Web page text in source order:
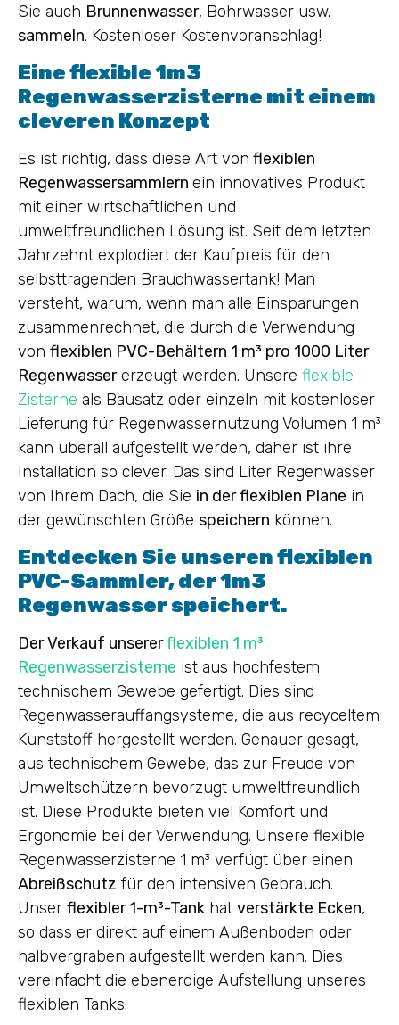
Sie auch Brunnenwasser, Bohrwasser usw.
sammeln. Kostenloser Kostenvoranschlag!
Eine flexible 1m3
Regenwasserzisterne mit einem
cleveren Konzept
Es ist richtig, dass diese Art von flexiblen
Regenwassersammlern ein innovatives Produkt
mit einer wirtschaftlichen und
umweltfreundlichen Lösung ist. Seit dem letzten
Jahrzehnt explodiert der Kaufpreis für den
selbsttragenden Brauchwassertank! Man
versteht, warum, wenn man alle Einsparungen
zusammenrechnet, die durch die Verwendung
von flexiblen PVC-Behältern 1 m³ pro 1000 Liter
Regenwassererzeugt werden. Unsere flexible
Zisterne als Bausatz oder einzeln mit kostenloser
Lieferung für Regenwassernutzung Volumen 1 m³
kann überall aufgestellt werden, daher ist ihre
Installation so clever. Das sind Liter Regenwasser
von Ihrem Dach, die Sie in der flexiblen Plane in
der gewünschten Größe speichern können.
Entdecken Sie unseren flexiblen
PVC-Sammler, der 1m3
Regenwasser speichert.
Der Verkauf unsererflexiblen 1 m³
Regenwasserzisterne ist aus hochfestem
technischem Gewebe gefertigt. Dies sind
Regenwasserauffangsysteme, die aus recyceltem
Kunststoff hergestellt werden. Genauer gesagt,
aus technischem Gewebe, das zur Freude von
Umweltschützern bevorzugt umweltfreundlich
ist. Diese Produkte bieten viel Komfort und
Ergonomie bei der Verwendung. Unsere flexible
Regenwasserzisterne 1 m³ verfügt über einen
Abreißschutz für den intensiven Gebrauch.
Unser flexibler 1-m³-Tank hat verstärkte Ecken,
so dass er direkt auf einem Außenboden oder
halbvergraben aufgestellt werden kann. Dies
vereinfacht die ebenerdige Aufstellung unseres
flexiblen Tanks.